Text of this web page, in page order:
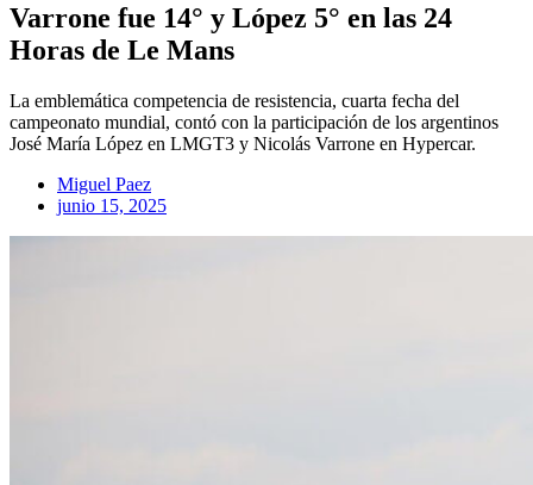
Varrone fue 14° y López 5° en las 24
Horas de Le Mans
La emblemática competencia de resistencia, cuarta fecha del
campeonato mundial, contó con la participación de los argentinos
José María López en LMGT3 y Nicolás Varrone en Hypercar.
Miguel Paez
junio 15, 2025